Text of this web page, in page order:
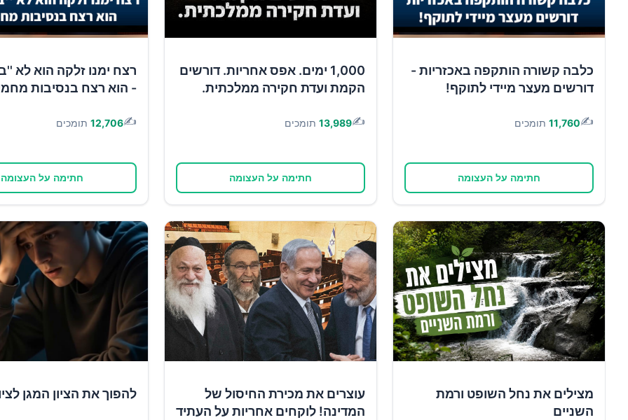
כלבה קשורה הותקפה באכזריות -
דורשים מעצר מיידי לתוקף!
✍️
11,760 תומכים
חתימה על העצומה
1,000 ימים. אפס אחריות. דורשים
הקמת ועדת חקירה ממלכתית.
✍️
13,989 תומכים
חתימה על העצומה
רצח ימנו זלקה הוא לא
- הוא רצח בנסיבות
✍️
12,706 תומכים
חתימה על העצומה
מצילים את נחל השופט ורמת
השניים
עוצרים את מכירת החיסול של
המדינה! לוקחים אחריות על העתיד
להפוך את הציון המגן